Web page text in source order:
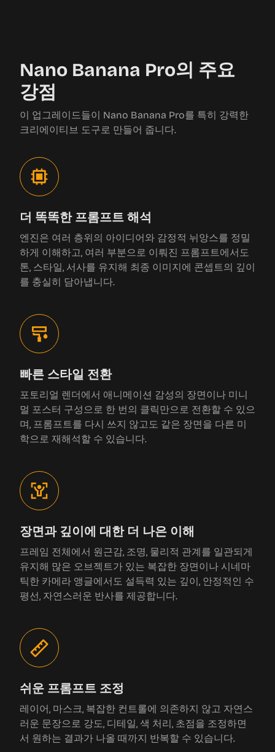
Nano Banana Pro의 주요
강점
이 업그레이드들이 Nano Banana Pro를 특히 강력한
크리에이티브 도구로 만들어 줍니다.
더 똑똑한 프롬프트 해석
엔진은 여러 층위의 아이디어와 감정적 뉘앙스를 정밀
하게 이해하고, 여러 부분으로 이뤄진 프롬프트에서도
톤, 스타일, 서사를 유지해 최종 이미지에 콘셉트의 깊이
를 충실히 담아냅니다.
빠른 스타일 전환
포토리얼 렌더에서 애니메이션 감성의 장면이나 미니
멀 포스터 구성으로 한 번의 클릭만으로 전환할 수 있으
며, 프롬프트를 다시 쓰지 않고도 같은 장면을 다른 미
학으로 재해석할 수 있습니다.
장면과 깊이에 대한 더 나은 이해
프레임 전체에서 원근감, 조명, 물리적 관계를 일관되게
유지해 많은 오브젝트가 있는 복잡한 장면이나 시네마
틱한 카메라 앵글에서도 설득력 있는 깊이, 안정적인 수
평선, 자연스러운 반사를 제공합니다.
쉬운 프롬프트 조정
레이어, 마스크, 복잡한 컨트롤에 의존하지 않고 자연스
러운 문장으로 강도, 디테일, 색 처리, 초점을 조정하면
서 원하는 결과가 나올 때까지 반복할 수 있습니다.